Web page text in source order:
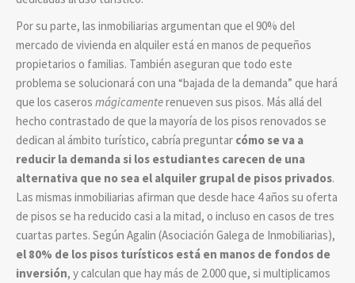
Por su parte, las inmobiliarias argumentan que el 90% del
mercado de vivienda en alquiler está en manos de pequeños
propietarios o familias. También aseguran que todo este
problema se solucionará con una “bajada de la demanda” que hará
que los caseros mágicamenterenueven sus pisos. Más allá del
hecho contrastado de que la mayoría de los pisos renovados se
dedican al ámbito turístico, cabría preguntar cómo se va a
reducir la demanda si los estudiantes carecen de una
alternativa que no sea el alquiler grupal de pisos privados.
Las mismas inmobiliarias afirman que desde hace 4 años su oferta
de pisos se ha reducido casi a la mitad, o incluso en casos de tres
cuartas partes. Según Agalin (Asociación Galega de Inmobiliarias),
el 80% de los pisos turísticos está en manos de fondos de
inversión, y calculan que hay más de 2.000 que, si multiplicamos